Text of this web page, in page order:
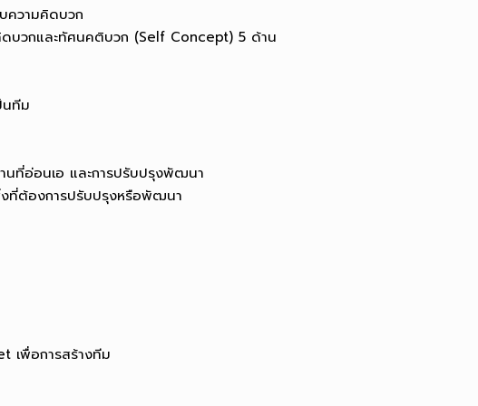
ความคิดบวก
ดบวกและทัศนคติบวก (Self Concept) 5 ด้าน
ทีม
ที่อ่อนเอ และการปรับปรุงพัฒนา
การปรับปรุงหรือพัฒนา
เพื่อการสร้างทีม